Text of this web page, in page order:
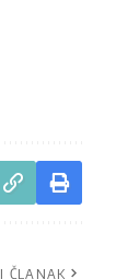
ČLANAK